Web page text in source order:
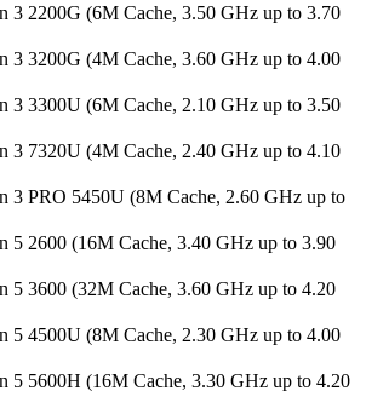
3 2200G (6M Cache, 3.50 GHz up to 3.70
3 3200G (4M Cache, 3.60 GHz up to 4.00
3 3300U (6M Cache, 2.10 GHz up to 3.50
3 7320U (4M Cache, 2.40 GHz up to 4.10
3 PRO 5450U (8M Cache, 2.60 GHz up to
5 2600 (16M Cache, 3.40 GHz up to 3.90
5 3600 (32M Cache, 3.60 GHz up to 4.20
5 4500U (8M Cache, 2.30 GHz up to 4.00
5 5600H (16M Cache, 3.30 GHz up to 4.20